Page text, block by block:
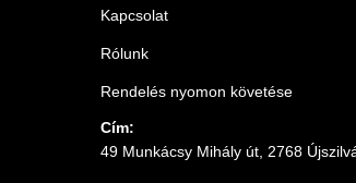
Kapcsolat
Rólunk
Rendelés nyomon követése
Cím:
49 Munkácsy Mihály út, 2768